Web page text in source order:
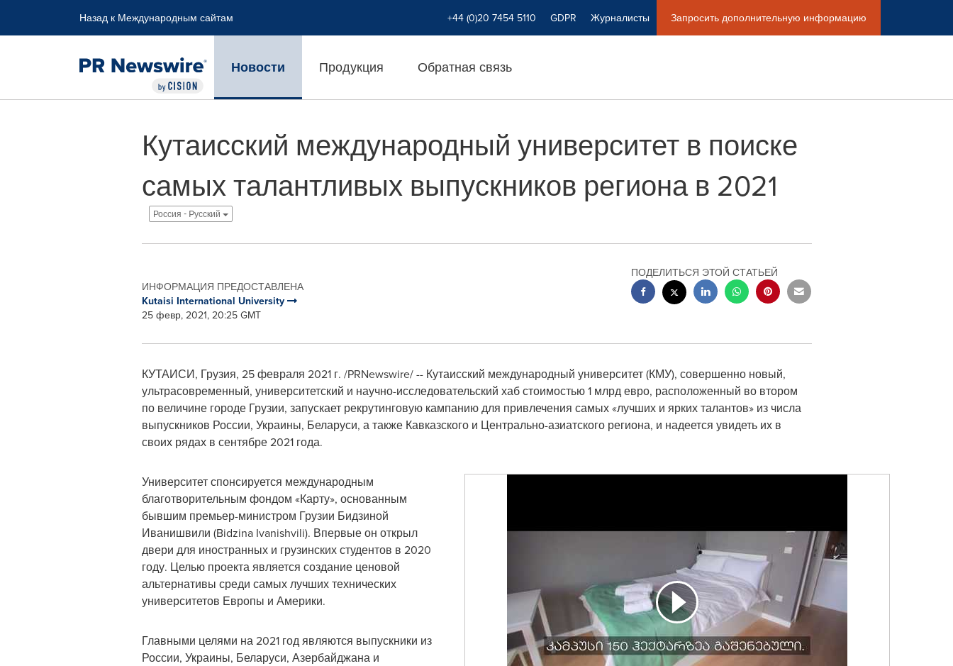
Назад к Международным сайтам +44 (0)20 7454 5110 GDPR Журналисты Запросить дополнительную информацию
Новости Продукция Обратная связь
Кутаисский международный университет в поиске
самых талантливых выпускников региона в 2021
Россия - Pусский
ИНФОРМАЦИЯ ПРЕДОСТАВЛЕНА
Kutaisi International University
25 февр, 2021, 20:25 GMT
ПОДЕЛИТЬСЯ ЭТОЙ СТАТЬЕЙ
КУТАИСИ, Грузия, 25 февраля 2021 г. /PRNewswire/ -- Кутаисский международный университет (КМУ), совершенно новый,
ультрасовременный, университетский и научно-исследовательский хаб стоимостью 1 млрд евро, расположенный во втором
по величине городе Грузии, запускает рекрутинговую кампанию для привлечения самых «лучших и ярких талантов» из числа
выпускников России, Украины, Беларуси, а также Кавказского и Центрально-азиатского региона, и надеется увидеть их в
своих рядах в сентябре 2021 года.
Университет спонсируется международным
благотворительным фондом «Карту», основанным
бывшим премьер-министром Грузии Бидзиной
Иванишвили (Bidzina Ivanishvili). Впервые он открыл
двери для иностранных и грузинских студентов в 2020
году. Целью проекта является создание ценовой
альтернативы среди самых лучших технических
университетов Европы и Америки.
Главными целями на 2021 год являются выпускники из
России, Украины, Беларуси, Азербайджана и